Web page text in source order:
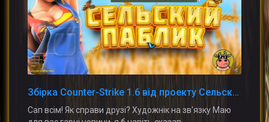
Збірка Counter-Strike 1.6 від проекту Сельский Паблік
Сап всім! Як справи друзі? Художнік на зв'язку Маю